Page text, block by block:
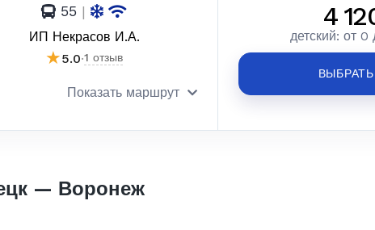
55 |
ИП Некрасов И.А.
★5.0·1 отзыв
Показать маршрут
4
детский: от
— Воронеж